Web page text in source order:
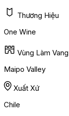
Thương Hiệu
One Wine
Vùng Làm Vang
Maipo Valley
Xuất Xứ
Chile